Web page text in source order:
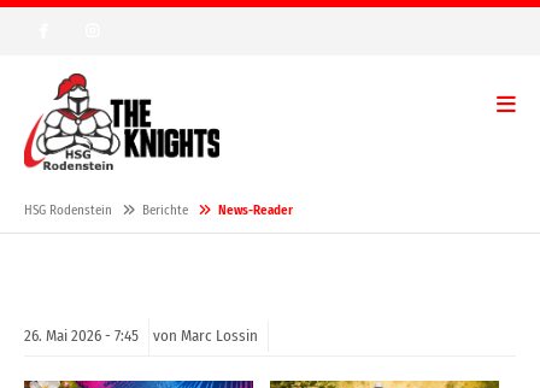
HSG Rodenstein Berichte News-Reader
26. Mai 2026 - 7:45 von Marc Lossin